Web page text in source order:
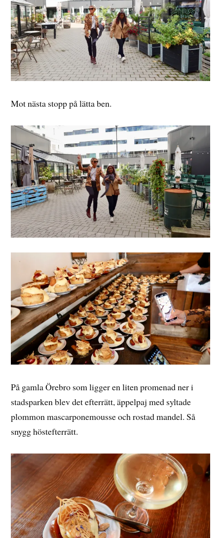
Mot nästa stopp på lätta ben.
På gamla Örebro som ligger en liten promenad ner i
stadsparken blev det efterrätt, äppelpaj med syltade
plommon mascarponemousse och rostad mandel. Så
snygg höstefterrätt.